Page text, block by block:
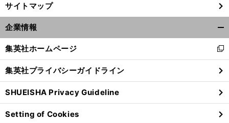
サイトマップ
企業情報
閉
る
集英社ホームページ
新
し
い
ウ
ィ
ン
ド
集英社プライバシーガイドライン
SHUEISHA Privacy Guideline
Setting of Cookies